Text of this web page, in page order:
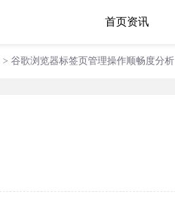
首页资讯
> 谷歌浏览器标签页管理操作顺畅度分析